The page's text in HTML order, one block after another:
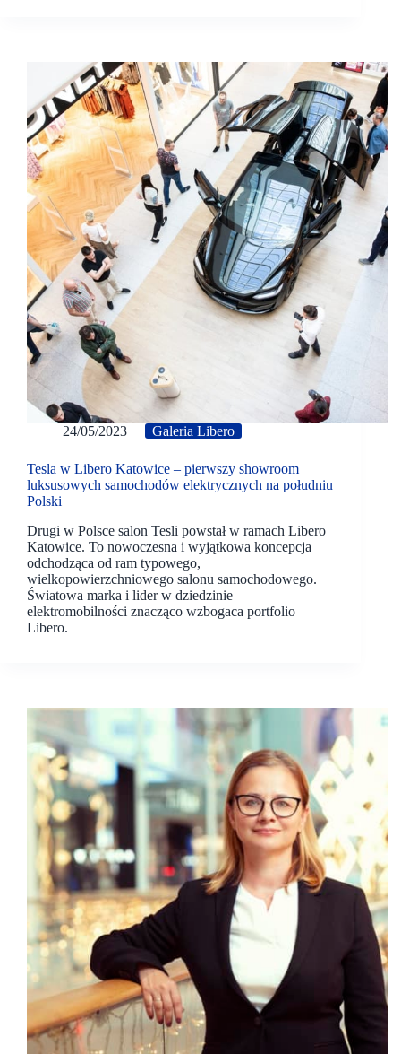
24/05/2023 Galeria Libero
Tesla w Libero Katowice – pierwszy showroom
luksusowych samochodów elektrycznych na południu
Polski
Drugi w Polsce salon Tesli powstał w ramach Libero
Katowice. To nowoczesna i wyjątkowa koncepcja
odchodząca od ram typowego,
wielkopowierzchniowego salonu samochodowego.
Światowa marka i lider w dziedzinie
elektromobilności znacząco wzbogaca portfolio
Libero.